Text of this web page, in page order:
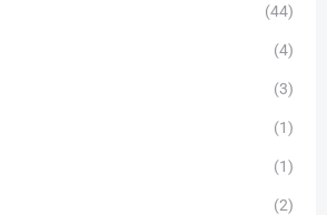
(44)
(4)
(3)
(1)
(1)
(2)